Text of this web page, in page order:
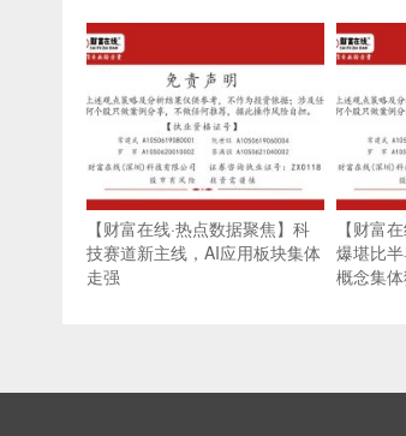
【财富在线·热点数据聚焦】科
技赛道新主线，AI应用板块集体
走强
【财富
爆堪比
概念集